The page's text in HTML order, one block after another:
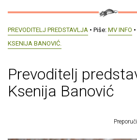
PREVODITELJ PREDSTAVLJA • Piše: MV INFO
KSENIJA BANOVIĆ.
Prevoditelj
Ksenija Banović